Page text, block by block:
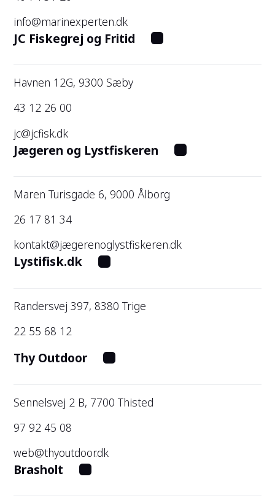
info@marinexperten.dk
JC Fiskegrej og Fritid
Havnen 12G, 9300 Sæby
43 12 26 00
jc@jcfisk.dk
Jægeren og Lystfiskeren
Maren Turisgade 6, 9000 Ålborg
26 17 81 34
kontakt@jægerenoglystfiskeren.dk
Lystifisk.dk
Randersvej 397, 8380 Trige
22 55 68 12
Thy Outdoor
Sennelsvej 2 B, 7700 Thisted
97 92 45 08
web@thyoutdoor.dk
Brasholt